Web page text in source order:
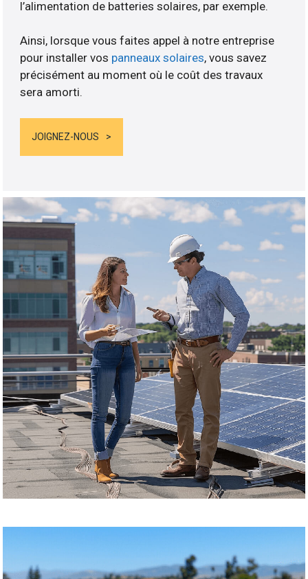
l’alimentation de batteries solaires, par exemple.
Ainsi, lorsque vous faites appel à notre entreprise
pour installer vos panneaux solaires, vous savez
précisément au moment où le coût des travaux
sera amorti.
JOIGNEZ-NOUS